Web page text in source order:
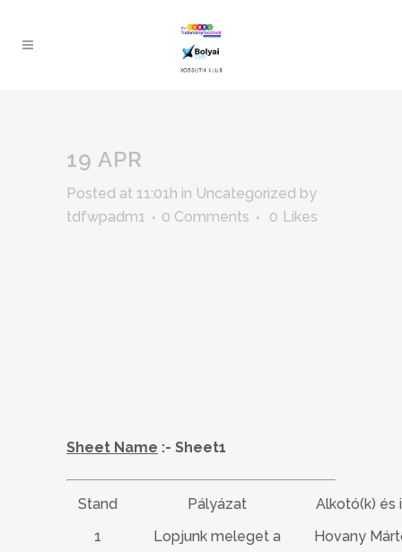
19 APR
Posted at 11:01h in Uncategorized by
tdfwpadm1
0 Comments 0 Likes
Sheet Name :- Sheet1
Stand Pályázat
Alkotó(k) és
1
Lopjunk meleget a
Hovany